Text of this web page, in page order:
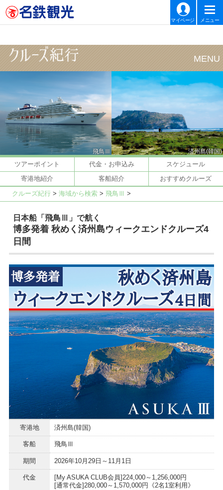
マイページ メニュー
飛鳥Ⅲ 済州島(韓国)
ツアーポイント 代金・お申込み
スケジュール
寄港地紹介
客船紹介 おすすめクルーズ
クルーズ紀行> 海域から検索> 飛鳥Ⅲ >
日本船「飛鳥Ⅲ」で航く
博多発着 秋めく済州島ウィークエンドクルーズ4
日間
寄港地 済州島(韓国)
客船 飛鳥Ⅲ
期間 2026年10月29日～11月1日
代金
[My ASUKA CLUB会員]224,000～1,256,000円
[通常代金]280,000～1,570,000円《2名1室利用》